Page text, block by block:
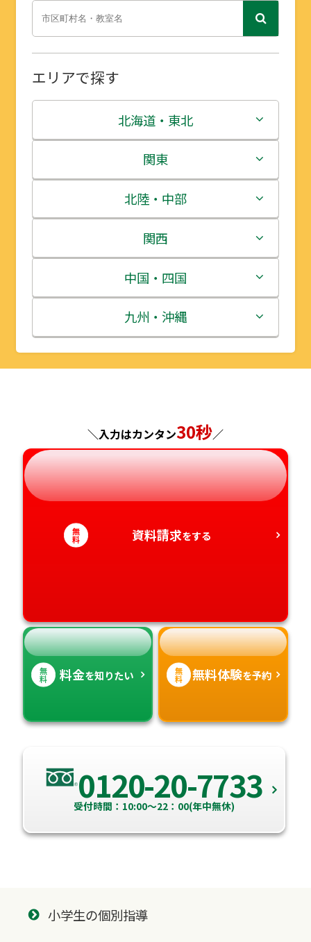
エリアで探す
北海道・東北
北海道
青森県
岩手県
宮城県
秋田県
山形県
関東
茨城県
栃木県
群馬県
埼玉県
千葉県
神奈川県
北陸・中部
新潟県
富山県
石川県
福井県
長野県
岐阜県
静岡県
愛知県
関西
三重県
滋賀県
京都府
兵庫県
奈良県
和歌山県
中国・四国
鳥取県
島根県
広島県
山口県
香川県
高知県
九州・沖縄
福岡県
長崎県
熊本県
宮崎県
沖縄県
＼入力はカンタン30秒／
無
料 資料請求をする
無
料 料金を知りたい 無
料 無料体験を予約
0120-20-7733
受付時間：10:00～22：00(年中無休)
小学生の個別指導